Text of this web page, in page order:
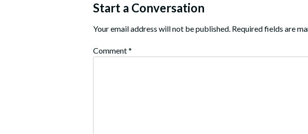
Start a Conversation
Your email address will not be published. Required fields are
Comment*